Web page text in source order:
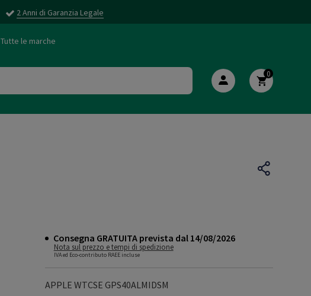
2 Anni di Garanzia Legale
Tutte le marche
0
Consegna GRATUITA prevista dal 14/08/2026
Nota sul prezzo e tempi di spedizione
IVA ed Eco-contributo RAEE incluse
APPLE WTCSE GPS40ALMIDSM